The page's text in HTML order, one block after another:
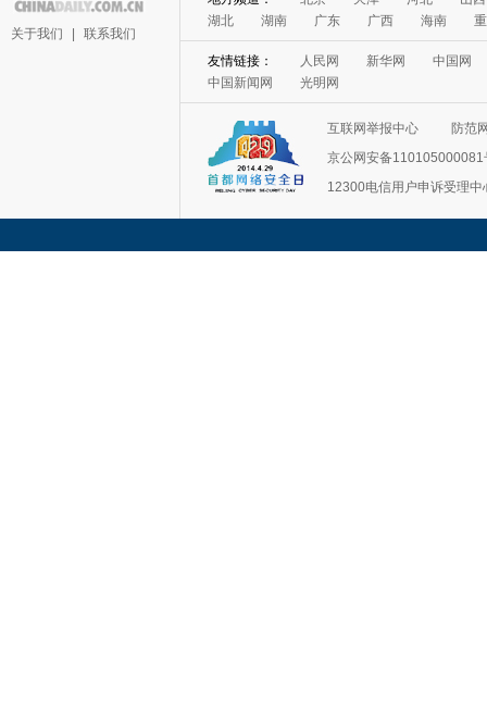
关于我们 联系我们
湖北
湖南 广东 广西 海南
友情链接： 人民网 新华网
中国网
中国新闻网
光明网
互联网举报中心
防范
京公网安备110105000081
12300电信用户申诉受理中